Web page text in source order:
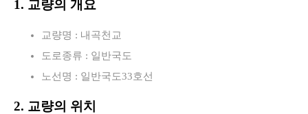
1. 교량의 개요
교량명 : 내곡천교
도로종류 : 일반국도
노선명 : 일반국도33호선
2. 교량의 위치